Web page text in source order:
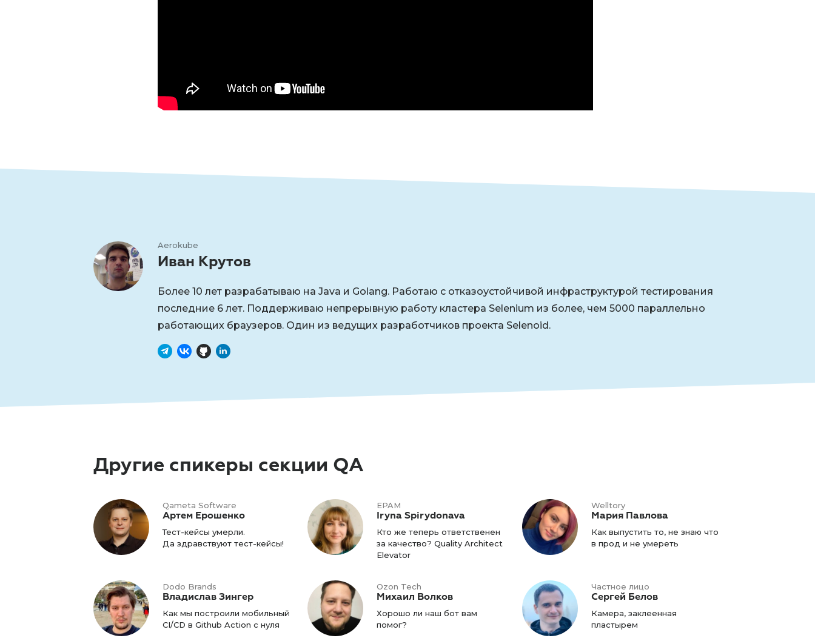
Aerokube
Иван Крутов
Более 10 лет разрабатываю на Java и Golang. Работаю с отказоустойчивой инфраструктурой тестирования
последние 6 лет. Поддерживаю непрерывную работу кластера Selenium из более, чем 5000 параллельно
работающих браузеров. Один из ведущих разработчиков проекта Selenoid.
Другие спикеры секции QA
Qameta Software
Артем Ерошенко
Тест-кейсы умерли.
Да здравствуют тест-кейсы!
EPAM
Iryna Spirydonava
Кто же теперь ответственен
за качество? Quality Architect
Elevator
Welltory
Мария Павлова
Как выпустить то, не знаю что
в прод и не умереть
Dodo Brands
Владислав Зингер
Как мы построили мобильный
CI/CD в Github Action с нуля
Ozon Tech
Михаил Волков
Хорошо ли наш бот вам
помог?
Частное лицо
Сергей Белов
Камера, заклеенная
пластырем